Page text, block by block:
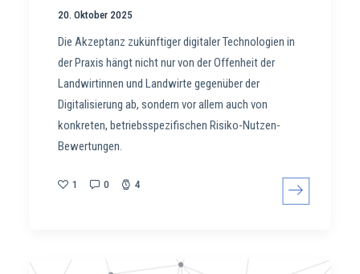
20. Oktober 2025
Die Akzeptanz zukünftiger digitaler Technologien in
der Praxis hängt nicht nur von der Offenheit der
Landwirtinnen und Landwirte gegenüber der
Digitalisierung ab, sondern vor allem auch von
konkreten, betriebsspezifischen Risiko-Nutzen-
Bewertungen.
1 0 4